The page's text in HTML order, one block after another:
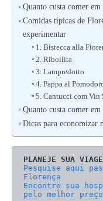
Quanto custa comer em
Comidas típicas de
experimentar
1. Bistecca alla
2. Ribollita
3. Lampredotto
4. Pappa al
5. Cantucci com Vin
Quanto custa comer
Dicas para economizar
Pesquise aqui
Encontre sua
pelo melhor preço